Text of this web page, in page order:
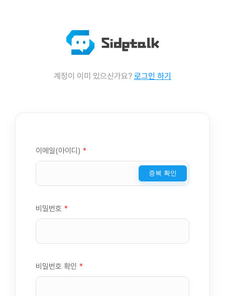
계정이 이미 있으신가요? 로그인 하기
이메일(아이디) *
중복 확인
비밀번호 *
비밀번호 확인 *